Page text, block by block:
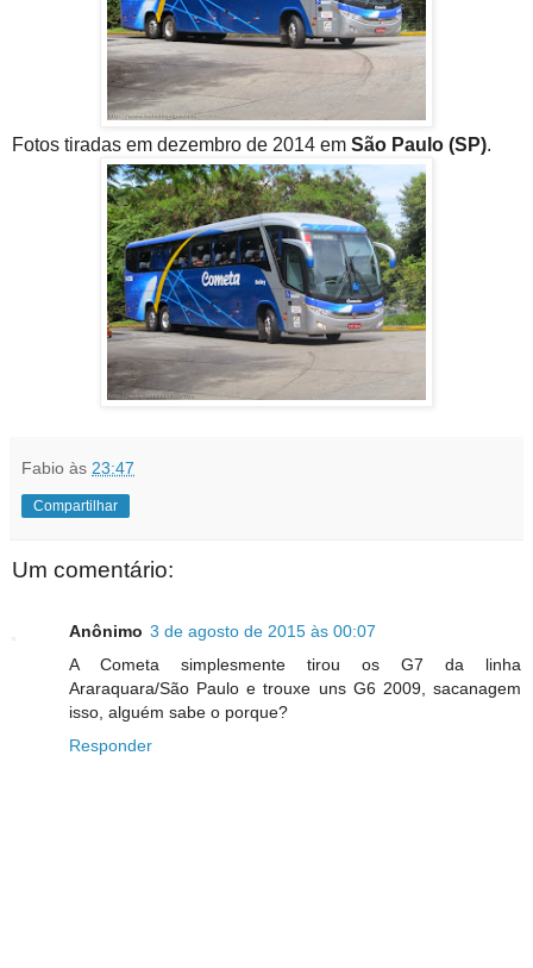
Fotos tiradas em dezembro de 2014 em São Paulo (SP).
Fabio às 23:47
Compartilhar
Um comentário:
Anônimo 3 de agosto de 2015 às 00:07
A Cometa simplesmente tirou os G7 da linha
Araraquara/São Paulo e trouxe uns G6 2009, sacanagem
isso, alguém sabe o porque?
Responder